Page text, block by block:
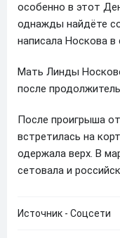
особенно в этот
однажды найдёте
написала Носкова в
Мать Линды
после
После проигрыша
встретилась на
одержала верх. В
сетовала и
Источник - Соцсети